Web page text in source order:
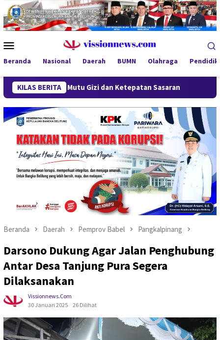
Loncat
ke
konten
Mobile
Beranda Nasional Daerah BUMN Olahraga
KILAS BERITA
Mutu Gizi dan Ketepatan Sasaran Polda Babel Minta
Beranda Daerah Pemprov Babel Pangkalpinang
Darsono Dukung Agar Jalan Penghubung
Antar Desa Tanjung Pura Segera
Dilaksanakan
Vissionnews.com
30 Januari 2025
26 Dilihat